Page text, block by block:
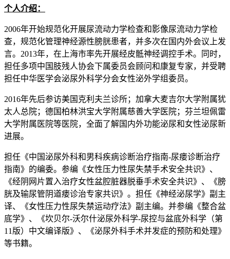
个人介绍：
2006年开始规范化开展尿流动力学检查和影像尿流动力学检
查，规范化管理神经源性膀胱患者，并多次在国内外会议上发
言。2013年，在上海市率先开展经皮骶神经调控手术。同时，
担任多项中国肢残人协会下属委员会顾问和康复专家，并受聘
担任中华医学会泌尿外科学分会女性泌外学组委员。
2016年先后参访美国克利夫兰诊所；加拿大麦吉尔大学附属犹
太人总院；德国柏林洪宝大学附属慈善大学医院；芬兰坦佩雷
大学附属医院等医院，全面了解国内外功能泌尿和女性泌尿新
进展。
担任《中国泌尿外科和男科疾病诊断治疗指南-尿瘘诊断治疗
指南》的编委。参编《女性压力性尿失禁手术安全共识》、
《经阴网片置入治疗女性盆腔脏器脱垂手术安全共识》、《膀
胱及输尿管阴道瘘诊治专家共识》。担任《神经泌尿学》副主
译、《女性压力性尿失禁运动疗法》副主编。并参编《整合盆
底学》、《坎贝尔-沃尔什泌尿外科学-尿控与盆底外科学（第
11版）中文编译版》、《泌尿外科手术并发症的预防和处理》
等书籍。